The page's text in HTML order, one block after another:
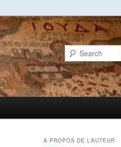
A PROPOS DE L’AUTEUR